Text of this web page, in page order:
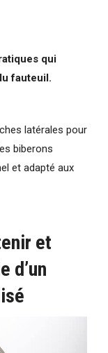
qui
fauteuil.
latérales pour
biberons
et adapté aux
et
d’un